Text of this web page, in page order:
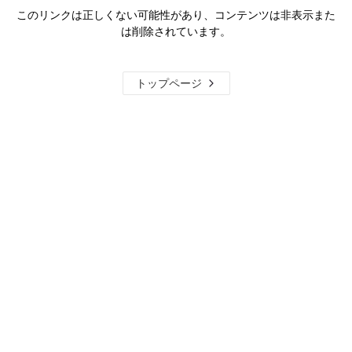
このリンクは正しくない可能性があり、コンテンツは非表示また
は削除されています。
トップページ